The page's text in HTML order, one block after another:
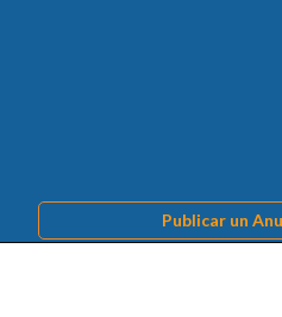
Publicar un